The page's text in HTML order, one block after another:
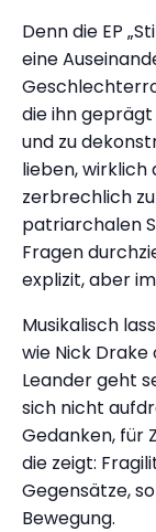
Denn die EP
eine
die ihn
und zu
lieben, wirklich
zerbrechlich
patriarchalen
Fragen
explizit, aber
Musikalisch
wie Nick Drake
Leander geht
sich nicht
Gedanken, für
die zeigt:
Gegensätze,
Bewegung.